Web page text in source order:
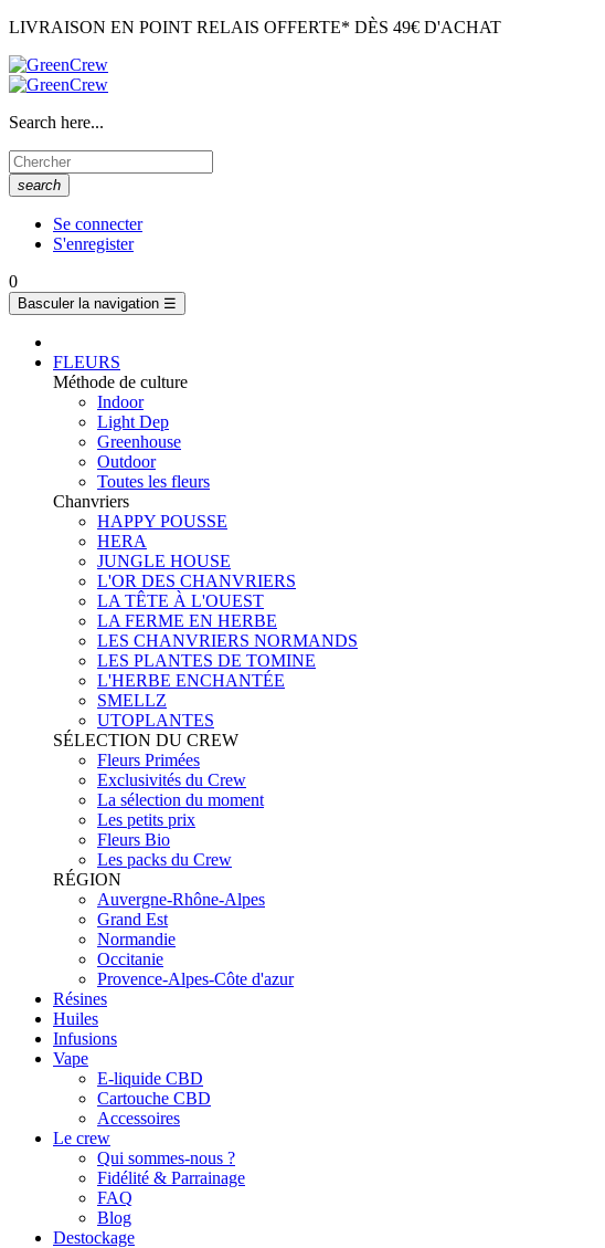
LIVRAISON EN POINT RELAIS OFFERTE* DÈS 49€ D'ACHAT
Search here...
search
Se connecter
S'enregister
0
Basculer la navigation ☰
FLEURS
Méthode de culture
Indoor
Light Dep
Greenhouse
Outdoor
Toutes les fleurs
Chanvriers
HAPPY POUSSE
HERA
JUNGLE HOUSE
L'OR DES CHANVRIERS
LA TÊTE À L'OUEST
LA FERME EN HERBE
LES CHANVRIERS NORMANDS
LES PLANTES DE TOMINE
L'HERBE ENCHANTÉE
SMELLZ
UTOPLANTES
SÉLECTION DU CREW
Fleurs Primées
Exclusivités du Crew
La sélection du moment
Les petits prix
Fleurs Bio
Les packs du Crew
RÉGION
Auvergne-Rhône-Alpes
Grand Est
Normandie
Occitanie
Provence-Alpes-Côte d'azur
Résines
Huiles
Infusions
Vape
E-liquide CBD
Cartouche CBD
Accessoires
Le crew
Qui sommes-nous ?
Fidélité & Parrainage
FAQ
Blog
Destockage